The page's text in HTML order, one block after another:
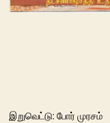
இறுவெட்டு: போர் முரசம்